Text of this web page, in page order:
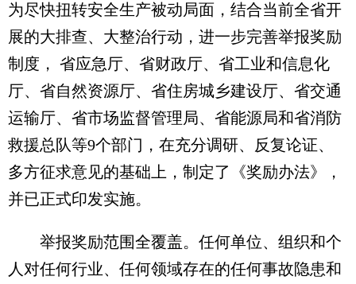
为尽快扭转安全生产被动局面，结合当前全省开
展的大排查、大整治行动，进一步完善举报奖励
制度， 省应急厅、省财政厅、省工业和信息化
厅、省自然资源厅、省住房城乡建设厅、省交通
运输厅、省市场监督管理局、省能源局和省消防
救援总队等9个部门，在充分调研、反复论证、
多方征求意见的基础上，制定了《奖励办法》，
并已正式印发实施。
举报奖励范围全覆盖。任何单位、组织和个
人对任何行业、任何领域存在的任何事故隐患和